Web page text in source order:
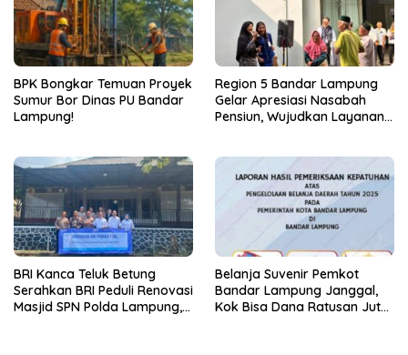
BPK Bongkar Temuan Proyek
Sumur Bor Dinas PU Bandar
Lampung!
Region 5 Bandar Lampung
Gelar Apresiasi Nasabah
Pensiun, Wujudkan Layanan
BRI Kanca Teluk Betung
Serahkan BRI Peduli Renovasi
Masjid SPN Polda Lampung,
Belanja Suvenir Pemkot
Bandar Lampung Janggal,
Kok Bisa Dana Ratusan Juta